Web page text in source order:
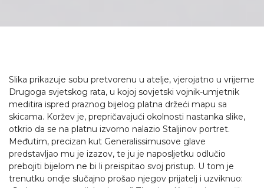
Slika prikazuje sobu pretvorenu u atelje, vjerojatno u vrijeme
Drugoga svjetskog rata, u kojoj sovjetski vojnik-umjetnik
meditira ispred praznog bijelog platna držeći mapu sa
skicama. Koržev je, prepričavajući okolnosti nastanka slike,
otkrio da se na platnu izvorno nalazio Staljinov portret.
Međutim, precizan kut Generalissimusove glave
predstavljao mu je izazov, te ju je naposljetku odlučio
prebojiti bijelom ne bi li preispitao svoj pristup. U tom je
trenutku ondje slučajno prošao njegov prijatelj i uzviknuo: